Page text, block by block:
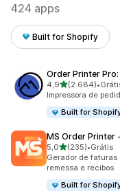
424 apps
Built for Shopify
Order Printer Pro:
4,9de 5 estrelas
(2.684)
2684 avaliações
•
Impressora de
Built for
MS Order Printer
5,0de 5 estrelas
(235)
235 avaliações ao
•Grátis
Gerador de faturas
remessa e recibos
Built for